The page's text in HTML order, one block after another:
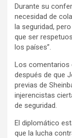
Durante su
necesidad de
la seguridad,
que ser
los países”.
Los comentarios
después de que
previas de
injerencistas
de seguridad.
El diplomático
que la lucha